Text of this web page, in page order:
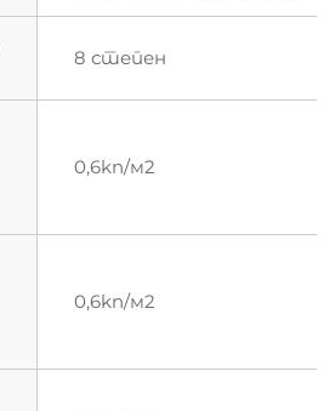
8 степен
0,6kn/м2
0,6kn/м2